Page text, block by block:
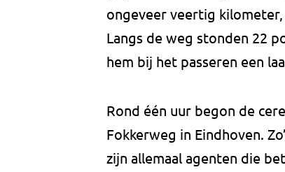
ongeveer veertig
Langs de weg stonden 22
hem bij het passeren een
Rond één uur begon de
Fokkerweg in Eindhoven.
zijn allemaal agenten die